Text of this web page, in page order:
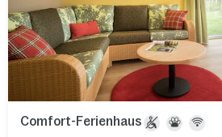
Comfort-Ferienhaus